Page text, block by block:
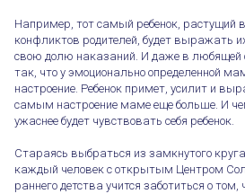
Например, тот самый ребенок, растущий
конфликтов родителей, будет выражать
свою долю наказаний. И даже в любящей
так, что у эмоционально определенной
настроение. Ребенок примет, усилит и
самым настроение маме еще больше. И
ужаснее будет чувствовать себя ребенок.
Стараясь выбраться из замкнутого
каждый человек с открытым Центром
раннего детства учится заботиться о